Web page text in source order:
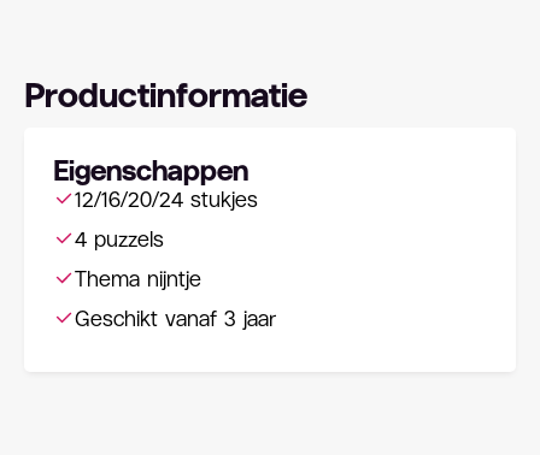
Productinformatie
Eigenschappen
12/16/20/24 stukjes
4 puzzels
Thema nijntje
Geschikt vanaf 3 jaar